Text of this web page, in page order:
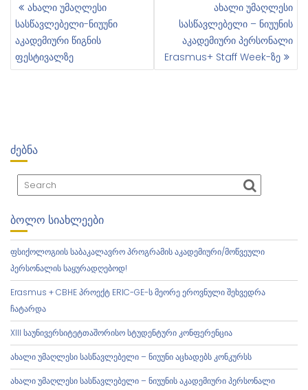
Პ
Ო
Ს
Ტ
Ი
Ი
Გ
Ც
Ი
Ა
ახალი უმაღლესი
სასწავლებელი-ნიუუნი
აკადემიური წიგნის
ფესტივალზე
ახალი უმაღლესი
სასწავლებელი – ნიუუნის
აკადემიური პერსონალი
Erasmus+ Staff Week-ზე
ᲫᲔᲑᲜᲐ
ᲑᲝᲚᲝ ᲡᲘᲐᲮᲚᲔᲔᲑᲘ
ფსიქოლოგიის საბაკალავრო პროგრამის აკადემიური/მოწვეული
პერსონალის საყურადღებოდ!
Erasmus + CBHE პროექტ ERIC-GE-ს მეორე ეროვნული შეხვედრა
ჩატარდა
XIII საუნივერსიტეტთაშორისო სტუდენტური კონფერენცია
ახალი უმაღლესი სასწავლებელი – ნიუუნი აცხადებს კონკურსს
ახალი უმაღლესი სასწავლებელი – ნიუუნის აკადემიური პერსონალი